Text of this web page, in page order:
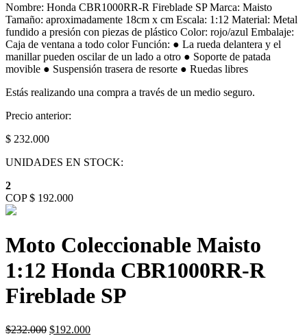
Nombre: Honda CBR1000RR-R Fireblade SP Marca: Maisto
Tamaño: aproximadamente 18cm x cm Escala: 1:12 Material: Metal
fundido a presión con piezas de plástico Color: rojo/azul Embalaje:
Caja de ventana a todo color Función: ● La rueda delantera y el
manillar pueden oscilar de un lado a otro ● Soporte de patada
movible ● Suspensión trasera de resorte ● Ruedas libres
Estás realizando una compra a través de un medio seguro.
Precio anterior:
$ 232.000
UNIDADES EN STOCK:
2
COP $ 192.000
Moto Coleccionable Maisto
1:12 Honda CBR1000RR-R
Fireblade SP
$232.000 Original
$192.000Current